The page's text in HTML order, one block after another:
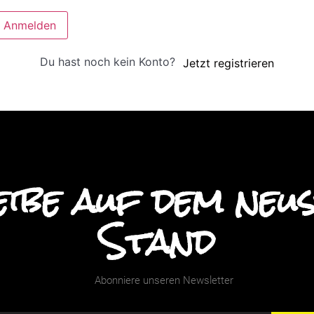
Anmelden
Du hast noch kein Konto? Jetzt registrieren
auf dem
Stand
Abonniere unseren Newsletter